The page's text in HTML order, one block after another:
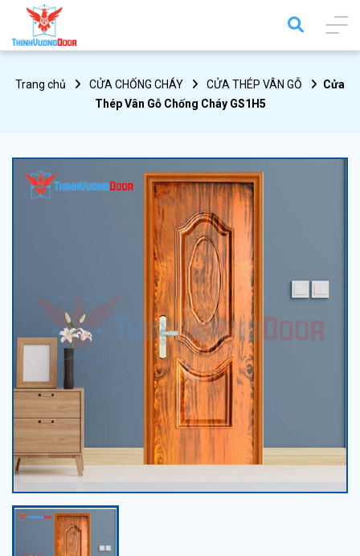
Trang chủ CỬA CHỐNG CHÁY CỬA THÉP VÂN GỖ
Cửa
Thép Vân Gỗ Chống Cháy GS1H5